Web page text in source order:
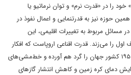
خود را در «قدرت نرم» و توان نرماتیو یا
حوزه نیز به قدرتنمایی و اعمال نفوذ در
مسائل مربوط به تغییرات اقلیمی، این
را می‌زند. قدرت اقناعی اروپاست که افکار
عمومی جهان را شکل می‌دهد و ۱۹۵ کشور جهان را گرد هم آورده و خط‌مشی‌های
دمای کره زمین و کاهش انتشار گازهای